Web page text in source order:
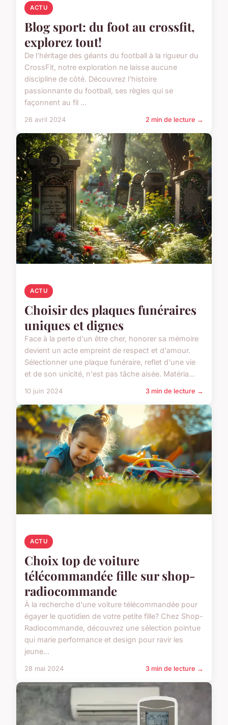
ACTU
Blog sport: du foot au crossfit,
explorez tout!
De l'héritage des géants du football à la rigueur du
CrossFit, notre exploration ne laisse aucune
discipline de côté. Découvrez l'histoire
passionnante du football, ses règles qui se
façonnent au fil ...
26 avril 2024 2 min de lecture →
ACTU
Choisir des plaques funéraires
uniques et dignes
Face à la perte d'un être cher, honorer sa mémoire
devient un acte empreint de respect et d'amour.
Sélectionner une plaque funéraire, reflet d'une vie
et de son unicité, n'est pas tâche aisée. Matéria...
10 juin 2024 3 min de lecture →
ACTU
Choix top de voiture
télécommandée fille sur shop-
radiocommande
À la recherche d'une voiture télécommandée pour
égayer le quotidien de votre petite fille? Chez Shop-
Radiocommande, découvrez une sélection pointue
qui marie performance et design pour ravir les
jeune...
28 mai 2024 3 min de lecture →